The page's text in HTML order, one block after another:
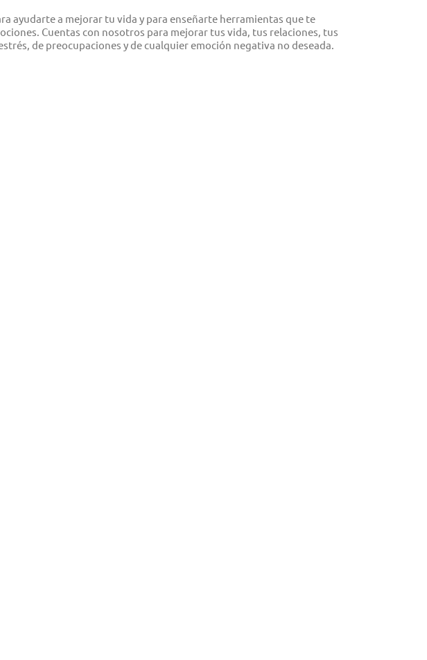
ayudarte a mejorar tu vida y para enseñarte herramientas que te
Cuentas con nosotros para mejorar tus vida, tus relaciones, tus
de preocupaciones y de cualquier emoción negativa no deseada.